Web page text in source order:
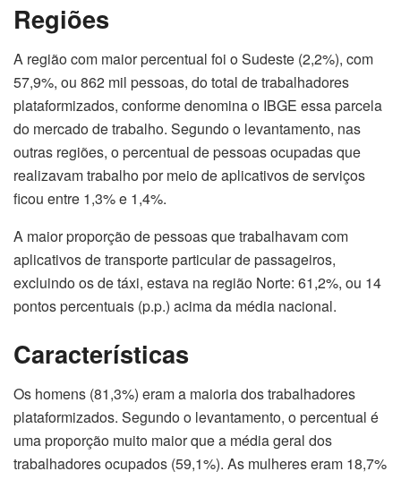
Regiões
A região com maior percentual foi o Sudeste (2,2%), com
57,9%, ou 862 mil pessoas, do total de trabalhadores
plataformizados, conforme denomina o IBGE essa parcela
do mercado de trabalho. Segundo o levantamento, nas
outras regiões, o percentual de pessoas ocupadas que
realizavam trabalho por meio de aplicativos de serviços
ficou entre 1,3% e 1,4%.
A maior proporção de pessoas que trabalhavam com
aplicativos de transporte particular de passageiros,
excluindo os de táxi, estava na região Norte: 61,2%, ou 14
pontos percentuais (p.p.) acima da média nacional.
Características
Os homens (81,3%) eram a maioria dos trabalhadores
plataformizados. Segundo o levantamento, o percentual é
uma proporção muito maior que a média geral dos
trabalhadores ocupados (59,1%). As mulheres eram 18,7%